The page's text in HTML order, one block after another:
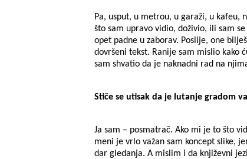
Pa, usput, u metrou, u garaži, u kafeu,
što sam upravo vidio, doživio, ili sam
opet padne u zaborav. Poslije, one
dovršeni tekst. Ranije sam mislio
sam shvatio da je naknadni rad na
Stiče se utisak da je lutanje gradom
Ja sam – posmatrač. Ako mi je to što
meni je vrlo važan sam koncept slike,
dar gledanja. A mislim i da književni